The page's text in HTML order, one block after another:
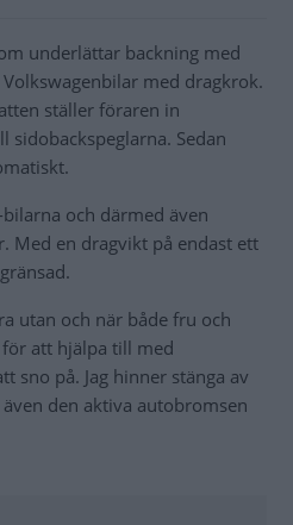
underlättar backning med
med dragkrok.
ställer föraren in
sidobackspeglarna. Sedan
och därmed även
Med en dragvikt på endast ett
utan och när både fru och
att hjälpa till med
sno på. Jag hinner stänga av
den aktiva autobromsen